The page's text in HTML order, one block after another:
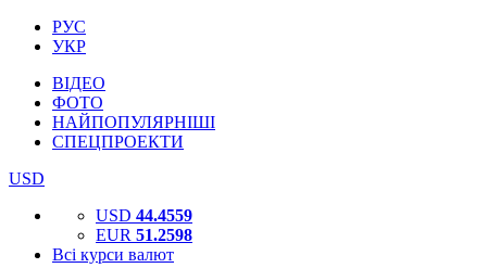
РУС
УКР
ВІДЕО
ФОТО
НАЙПОПУЛЯРНІШІ
СПЕЦПРОЕКТИ
USD
USD 44.4559
EUR 51.2598
Всі курси валют